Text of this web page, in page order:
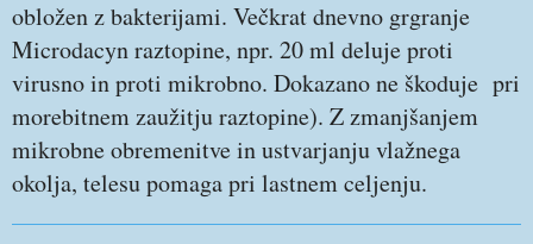
obložen z bakterijami. Večkrat dnevno grgranje
Microdacyn raztopine, npr. 20 ml deluje proti
virusno in proti mikrobno. Dokazano ne škoduje pri
morebitnem zaužitju raztopine). Z zmanjšanjem
mikrobne obremenitve in ustvarjanju vlažnega
okolja, telesu pomaga pri lastnem celjenju.